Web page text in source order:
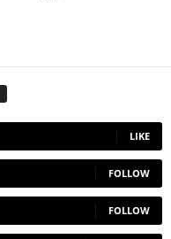
LIKE
FOLLOW
FOLLOW